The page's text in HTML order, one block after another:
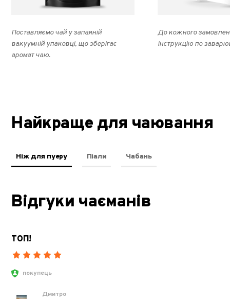
Поставляємо чай у запаяній
вакуумній упаковці, що зберігає
аромат чаю.
До кожного
інструкцію по
Найкраще для чаювання
Ніж для пуеру Піали Чабань
Відгуки чаєманів
ТОП!
покупець
Дмитро